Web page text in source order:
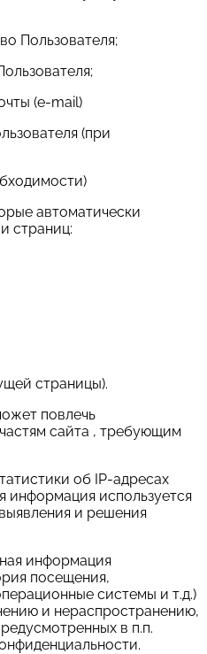
Пользователя;
(e-mail)
(при
автоматически
страниц:
страницы).
повлечь
сайта , требующим
об IP-адресах
информация используется
и решения
информация
посещения,
системы и т.д.)
и нераспространению,
в п.п.